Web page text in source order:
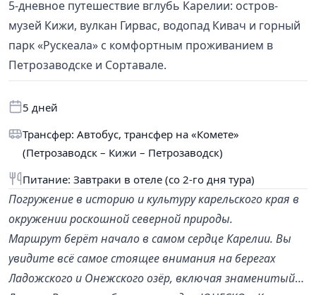
5-дневное путешествие вглубь Карелии: остров-
музей Кижи, вулкан Гирвас, водопад Кивач и горный
парк «Рускеала» с комфортным проживанием в
Петрозаводске и Сортавале.
5 дней
Трансфер: Автобус, трансфер на «Комете»
(Петрозаводск – Кижи – Петрозаводск)
Питание: Завтраки в отеле (со 2-го дня тура)
Погружение в историю и культуру карельского края в
окружении роскошной северной природы.
Маршрут берёт начало в самом сердце Карелии. Вы
увидите всё самое стоящее внимания на берегах
Ладожского и Онежского озёр, включая знаменитый